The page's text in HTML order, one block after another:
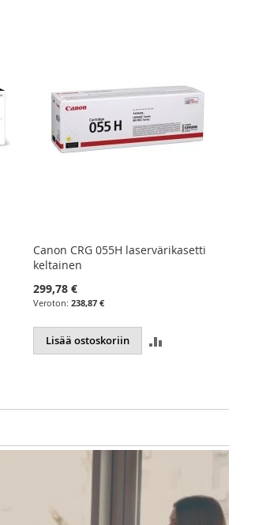
Canon CRG 055H laservärikasetti
keltainen
299,78 €
238,87 €
Lisää ostoskoriin